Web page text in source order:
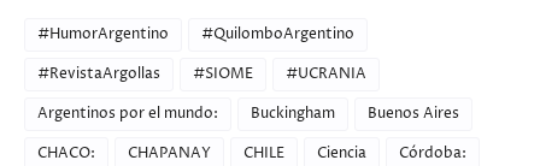
#HumorArgentino
#QuilomboArgentino
#RevistaArgollas
#SIOME
#UCRANIA
Argentinos por el mundo:
Buckingham
Buenos Aires
CHACO:
CHAPANAY CHILE Ciencia
Córdoba: